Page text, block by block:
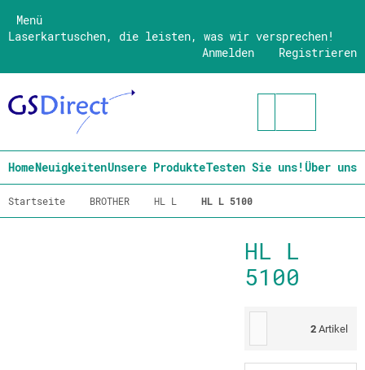
Menü
Laserkartuschen, die leisten, was wir versprechen!
Registrieren
Anmelden
HomeNeuigkeitenUnsere ProdukteTesten Sie uns!Über uns
Startseite BROTHER HL L HL L 5100
HL L
5100
2 Artikel